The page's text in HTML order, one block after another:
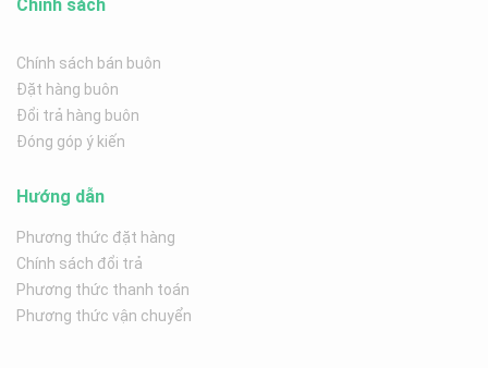
Chính sách
Chính sách bán buôn
Đặt hàng buôn
Đổi trả hàng buôn
Đóng góp ý kiến
Hướng dẫn
Phương thức đặt hàng
Chính sách đổi trả
Phương thức thanh toán
Phương thức vận chuyển